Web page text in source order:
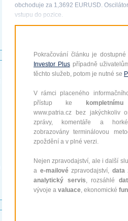
obchoduje za 1,3692 EURUSD.
vstupu do pozice.
Pokračování článku je
Investor Pluspřípadně
těchto služeb, potom je nutné se
V rámci placeného
přístup ke
www.patria.cz bez jakýchkoliv
zprávy, komentáře a
zobrazovány terminálovou
zpoždění a v plné verzi.
Nejen zpravodajství, ale i další
a e-mailovézpravodajství, data
analytický servis, rozsáhlé
vývoje a valuace, ekonomické